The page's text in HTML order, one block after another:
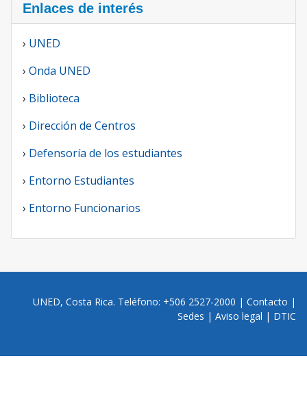
Enlaces de interés
› UNED
› Onda UNED
› Biblioteca
› Dirección de Centros
› Defensoría de los estudiantes
› Entorno Estudiantes
› Entorno Funcionarios
UNED, Costa Rica. Teléfono: +506 2527-2000 | Contacto |
Sedes | Aviso legal | DTIC